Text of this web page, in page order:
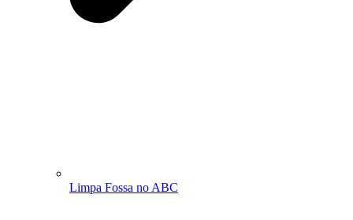
Limpa Fossa no ABC